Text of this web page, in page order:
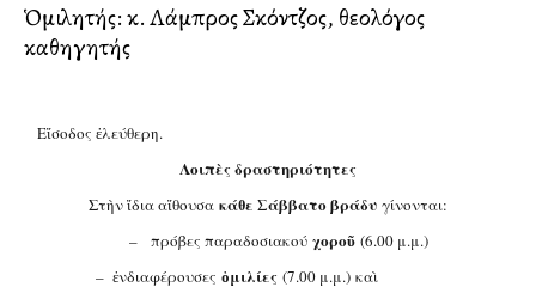
Ὁμιλητής: κ. Λάμπρος Σκόντζος, θεολόγος
καθηγητής
Εἴσοδος ἐλεύθερη.
Λοιπὲς δραστηριότητες
Στὴν ἴδια αἴθουσα κάθε Σάββατο βράδυ γίνονται:
– πρόβες παραδοσιακού χοροῦ (6.00 μ.μ.)
– ἐνδιαφέρουσες ὁμιλίες (7.00 μ.μ.) καὶ